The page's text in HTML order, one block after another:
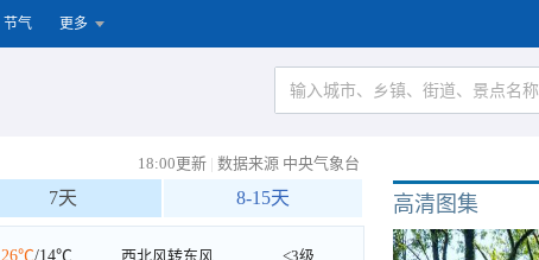
节气 更多
18:00更新 | 数据来源 中央气象台
7天 8-15天
26℃/14℃ 西北风转东风 <3级
高清图集